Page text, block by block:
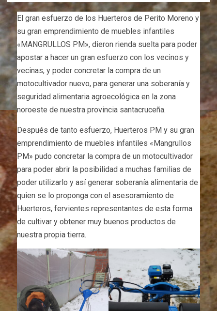
El gran esfuerzo de los Huerteros de Perito Moreno y
su gran emprendimiento de muebles infantiles
«MANGRULLOS PM», dieron rienda suelta para poder
apostar a hacer un gran esfuerzo con los vecinos y
vecinas, y poder concretar la compra de un
motocultivador nuevo, para generar una soberanía y
seguridad alimentaria agroecológica en la zona
noroeste de nuestra provincia santacruceña.
Después de tanto esfuerzo, Huerteros PM y su gran
emprendimiento de muebles infantiles «Mangrullos
PM» pudo concretar la compra de un motocultivador
para poder abrir la posibilidad a muchas familias de
poder utilizarlo y así generar soberanía alimentaria de
quien se lo proponga con el asesoramiento de
Huerteros, fervientes representantes de esta forma
de cultivar y obtener muy buenos productos de
nuestra propia tierra.